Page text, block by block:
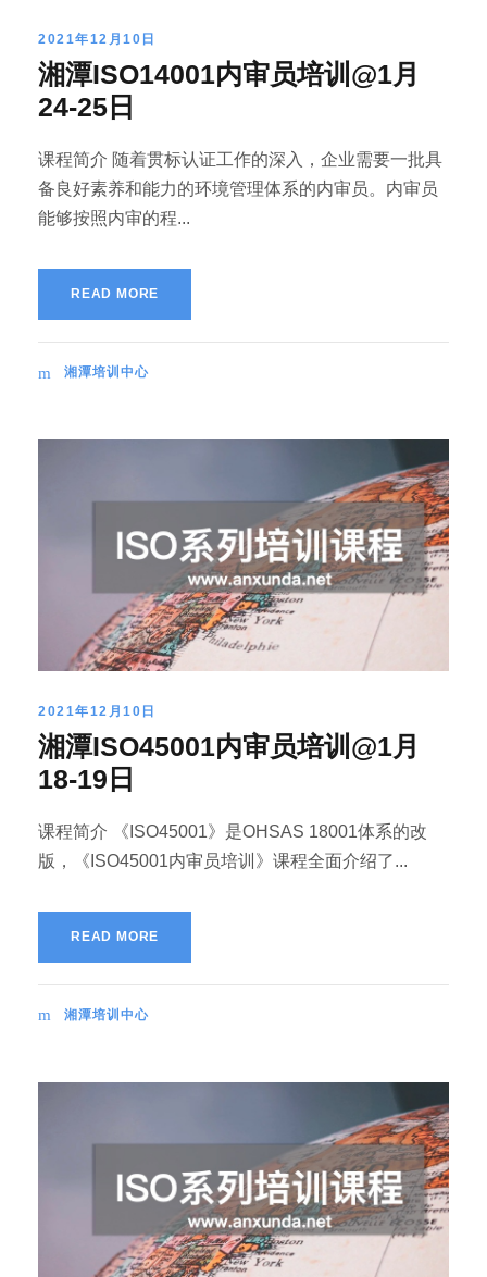
2021年12月10日
湘潭ISO14001内审员培训@1月
24-25日
课程简介 随着贯标认证工作的深入，企业需要一批具
备良好素养和能力的环境管理体系的内审员。内审员
能够按照内审的程...
READ MORE
湘潭培训中心
2021年12月10日
湘潭ISO45001内审员培训@1月
18-19日
课程简介 《ISO45001》是OHSAS 18001体系的改
版，《ISO45001内审员培训》课程全面介绍了...
READ MORE
湘潭培训中心